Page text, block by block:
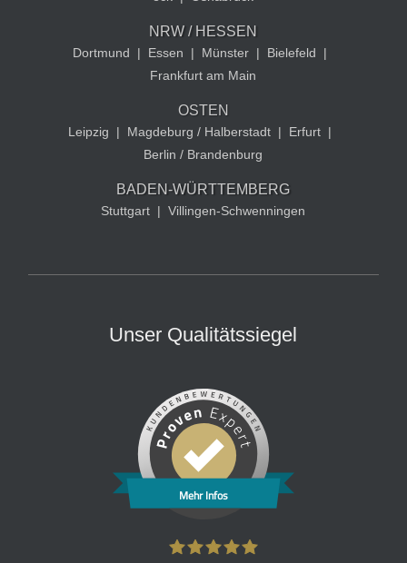
NRW / HESSEN
Dortmund | Essen | Münster | Bielefeld
|
Frankfurt am Main
OSTEN
Leipzig | Magdeburg / Halberstadt | Erfurt |
Berlin / Brandenburg
BADEN-WÜRTTEMBERG
Stuttgart | Villingen-Schwenningen
Unser Qualitätssiegel
Mehr Infos